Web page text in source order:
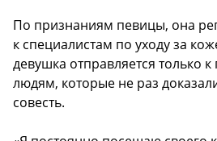
По признаниям певицы, она
к специалистам по уходу за
девушка отправляется только
людям, которые не раз
совесть.